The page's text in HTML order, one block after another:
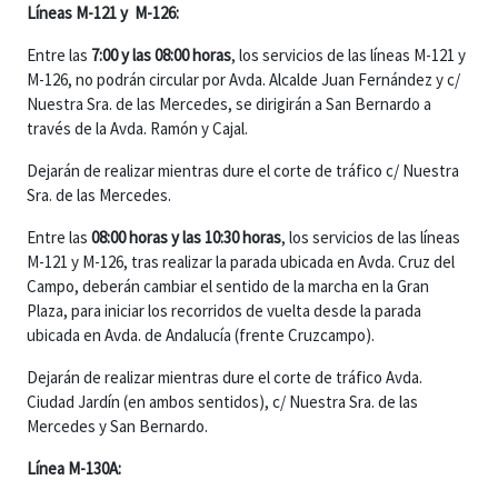
Líneas M-121 y M-126:
Entre las 7:00 y las 08:00 horas, los servicios de las líneas M-121 y
M-126, no podrán circular por Avda. Alcalde Juan Fernández y c/
Nuestra Sra. de las Mercedes, se dirigirán a San Bernardo a
través de la Avda. Ramón y Cajal.
Dejarán de realizar mientras dure el corte de tráfico c/ Nuestra
Sra. de las Mercedes.
Entre las 08:00 horas y las 10:30 horas, los servicios de las líneas
M-121 y M-126, tras realizar la parada ubicada en Avda. Cruz del
Campo, deberán cambiar el sentido de la marcha en la Gran
Plaza, para iniciar los recorridos de vuelta desde la parada
ubicada en Avda. de Andalucía (frente Cruzcampo).
Dejarán de realizar mientras dure el corte de tráfico Avda.
Ciudad Jardín (en ambos sentidos), c/ Nuestra Sra. de las
Mercedes y San Bernardo.
Línea M-130A: